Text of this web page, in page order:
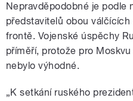
Nepravděpodobné je podle
představitelů obou
frontě. Vojenské úspěchy
příměří, protože pro
nebylo výhodné.
„K setkání ruského